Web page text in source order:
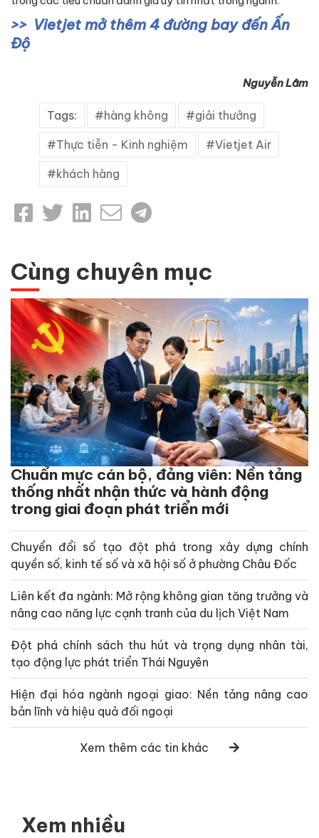
Vietjet mở thêm 4 đường bay đến Ấn
Độ
Nguyễn Lâm
Tags: hàng không giải thưởng
Thực tiễn - Kinh nghiệm Vietjet Air
khách hàng
Cùng chuyên mục
Chuẩn mực cán bộ, đảng viên: Nền tảng
thống nhất nhận thức và hành động
trong giai đoạn phát triển mới
Chuyển đổi số tạo đột phá trong xây dựng chính
quyền số, kinh tế số và xã hội số ở phường Châu Đốc
Liên kết đa ngành: Mở rộng không gian tăng trưởng và
nâng cao năng lực cạnh tranh của du lịch Việt Nam
Đột phá chính sách thu hút và trọng dụng nhân tài,
tạo động lực phát triển Thái Nguyên
Hiện đại hóa ngành ngoại giao: Nền tảng nâng cao
bản lĩnh và hiệu quả đối ngoại
Xem thêm các tin khác
Xem nhiều